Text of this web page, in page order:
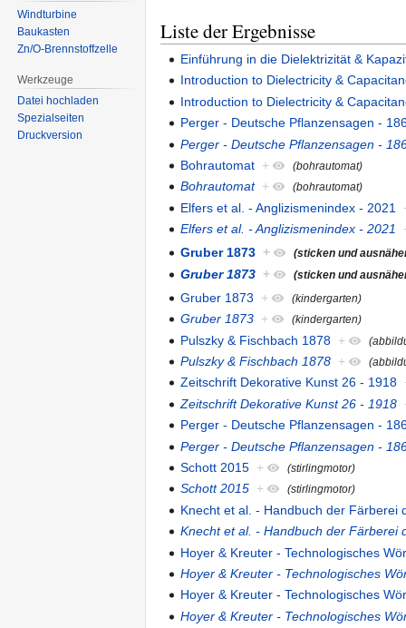
Liste der Ergebnisse
Einführung in die Dielektrizität &
Introduction to Dielectricity &
Introduction to Dielectricity &
Perger - Deutsche Pflanzensagen -
Perger - Deutsche Pflanzensagen -
Bohrautomat + (bohrautomat)
Bohrautomat + (bohrautomat)
Elfers et al. - Anglizismenindex - 2021
Elfers et al. - Anglizismenindex - 2021
Gruber 1873 + (sticken und
Gruber 1873 + (sticken und
Gruber 1873 + (kindergarten)
Gruber 1873 + (kindergarten)
Pulszky & Fischbach 1878 +
Pulszky & Fischbach 1878 +
Zeitschrift Dekorative Kunst 26 - 1918
Zeitschrift Dekorative Kunst 26 - 1918
Perger - Deutsche Pflanzensagen -
Perger - Deutsche Pflanzensagen -
Schott 2015 + (stirlingmotor)
Schott 2015 + (stirlingmotor)
Knecht et al. - Handbuch der Färberei
Knecht et al. - Handbuch der Färberei
Hoyer & Kreuter - Technologisches
Hoyer & Kreuter - Technologisches
Hoyer & Kreuter - Technologisches
Hoyer & Kreuter - Technologisches
Windturbine
Baukasten
Zn/O-Brennstoffzelle
Werkzeuge
Datei hochladen
Spezialseiten
Druckversion